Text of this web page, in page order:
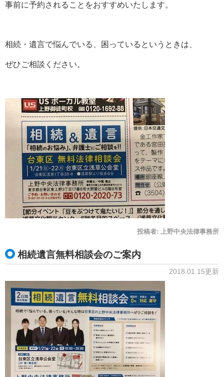
事前に予約されることをおすすめいたします。
相続・遺言で悩んでいる、困っているというときは、
ぜひご相談ください。
投稿者: 上野中央法律事務所
相続遺言無料相談会のご案内
2018.01.15更新